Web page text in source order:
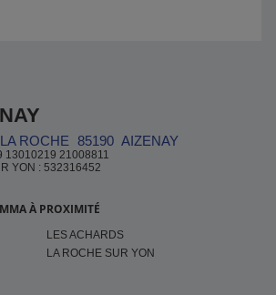
ROCHE 85190 AIZENAY
13010219 21008811
YON : 532316452
À PROXIMITÉ
LES ACHARDS
LA ROCHE SUR YON